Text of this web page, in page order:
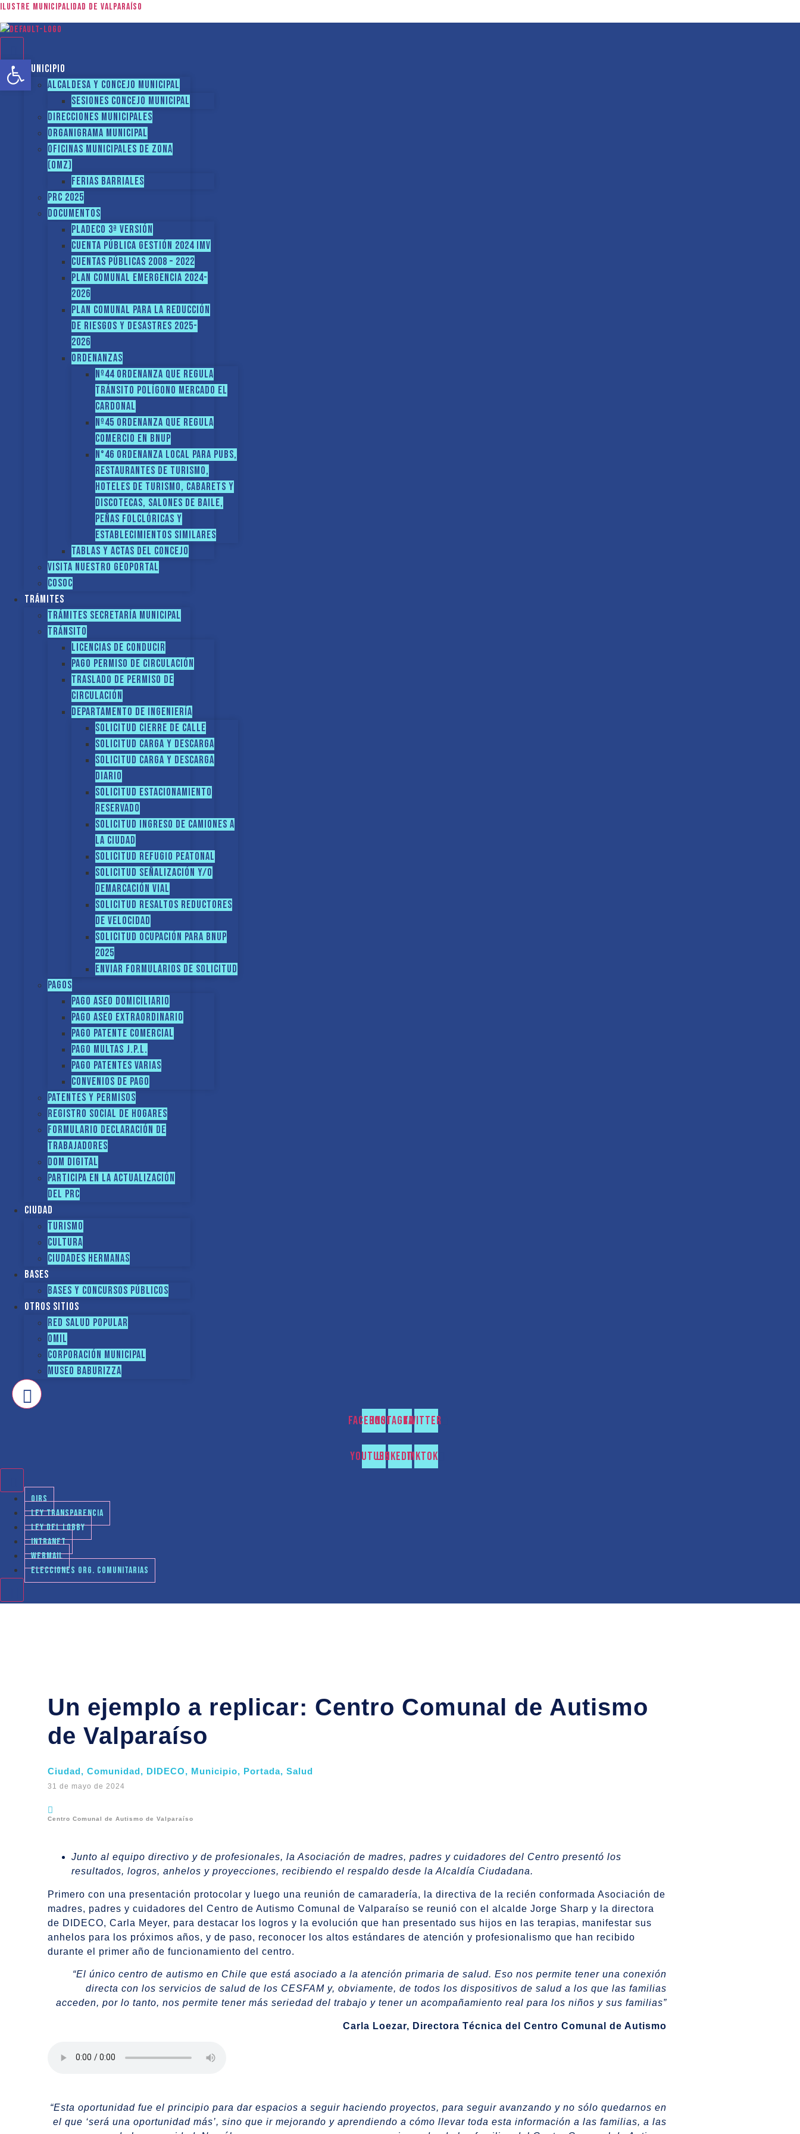
Ilustre Municipalidad de Valparaíso
Municipio
Alcaldesa y Concejo Municipal
Sesiones Concejo Municipal
Direcciones municipales
Organigrama Municipal
Oficinas Municipales de Zona
(OMZ)
Ferias Barriales
PRC 2025
Documentos
PLADECO 3ª VERSIÓN
CUENTA PÚBLICA GESTIÓN 2024 IMV
Cuentas Públicas 2008 – 2022
PLAN COMUNAL EMERGENCIA 2024-
2026
PLAN COMUNAL PARA LA REDUCCIÓN
DE RIESGOS Y DESASTRES 2025-
2026
ORDENANZAS
Nº44 Ordenanza que regula
tránsito Polígono Mercado El
Cardonal
Nº45 Ordenanza que regula
comercio en BNUP
N°46 Ordenanza local para pubs,
restaurantes de turismo,
hoteles de turismo, cabarets y
discotecas, salones de baile,
peñas folclóricas y
establecimientos similares
Tablas y Actas del Concejo
Visita nuestro GEOPORTAL
COSOC
Trámites
Trámites Secretaría Municipal
Tránsito
Licencias de conducir
Pago Permiso de Circulación
Traslado de Permiso de
circulación
Departamento de Ingeniería
Solicitud Cierre de calle
Solicitud Carga y descarga
Solicitud Carga y descarga
diario
Solicitud Estacionamiento
reservado
Solicitud Ingreso de camiones a
la ciudad
Solicitud Refugio peatonal
Solicitud Señalización y/o
demarcación vial
Solicitud Resaltos reductores
de velocidad
Solicitud Ocupación para BNUP
2025
ENVIAR FORMULARIOS DE SOLICITUD
Pagos
Pago Aseo domiciliario
Pago Aseo extraordinario
Pago Patente comercial
Pago multas J.P.L.
Pago Patentes varias
Convenios de pago
Patentes y Permisos
Registro social de hogares
FORMULARIO DECLARACIÓN DE
TRABAJADORES
DOM Digital
Participa en la actualización
del PRC
Ciudad
Turismo
Cultura
Ciudades hermanas
Bases
Bases y Concursos Públicos
Otros sitios
Red Salud Popular
OMIL
Corporación Municipal
Museo Baburizza
FacebookInstagramTwitter
YoutubeLinkedinTiktok
OIRS
LEY TRANSPARENCIA
LEY DEL LOBBY
INTRANET
WEBMAIL
ELECCIONES ORG. COMUNITARIAS
Un ejemplo a replicar: Centro Comunal de Autismo
de Valparaíso
Ciudad, Comunidad, DIDECO, Municipio, Portada, Salud
31 de mayo de 2024
Centro Comunal de Autismo de Valparaíso
Junto al equipo directivo y de profesionales, la Asociación de madres, padres y cuidadores del Centro presentó los
resultados, logros, anhelos y proyecciones, recibiendo el respaldo desde la Alcaldía Ciudadana.
Primero con una presentación protocolar y luego una reunión de camaradería, la directiva de la recién conformada Asociación de
madres, padres y cuidadores del Centro de Autismo Comunal de Valparaíso se reunió con el alcalde Jorge Sharp y la directora
de DIDECO, Carla Meyer, para destacar los logros y la evolución que han presentado sus hijos en las terapias, manifestar sus
anhelos para los próximos años, y de paso, reconocer los altos estándares de atención y profesionalismo que han recibido
durante el primer año de funcionamiento del centro.
“El único centro de autismo en Chile que está asociado a la atención primaria de salud. Eso nos permite tener una conexión
directa con los servicios de salud de los CESFAM y, obviamente, de todos los dispositivos de salud a los que las familias
acceden, por lo tanto, nos permite tener más seriedad del trabajo y tener un acompañamiento real para los niños y sus familias”
Carla Loezar, Directora Técnica del Centro Comunal de Autismo
“Esta oportunidad fue el principio para dar espacios a seguir haciendo proyectos, para seguir avanzando y no sólo quedarnos en
el que ‘será una oportunidad más’, sino que ir mejorando y aprendiendo a cómo llevar toda esta información a las familias, a las
Abrir barra de herramientas